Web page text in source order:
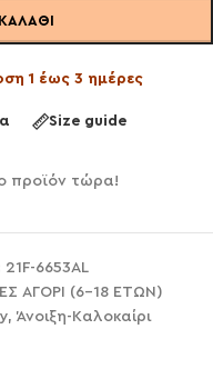
1 έως 3 ημέρες
Size guide
προϊόν τώρα!
21F-6653AL
ΑΓΟΡΙ (6-18 ΕΤΩΝ)
, Άνοιξη-Καλοκαίρι